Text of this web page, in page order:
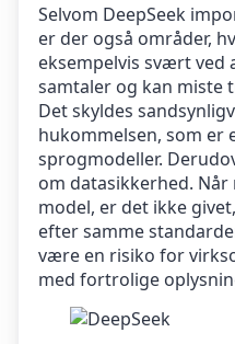
Selvom DeepSeek
er der også områder,
eksempelvis svært ved
samtaler og kan miste
Det skyldes
hukommelsen, som er
sprogmodeller.
om datasikkerhed.
model, er det ikke
efter samme
være en risiko for
med fortrolige